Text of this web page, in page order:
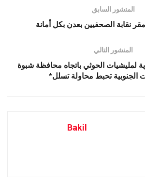
المنشور السابق
نقابة الصحفيين بعدن بكل أمانة
المنشور التالي
لمليشيات الحوثي باتجاه محافظة شبوة
الجنوبية تحبط محاولة تسلل*
Bakil